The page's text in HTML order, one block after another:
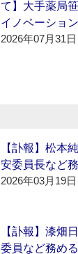
て】大手薬局
イノベーション
2026年07月31
【訃報】松本
安委員長など
2026年03月19
【訃報】漆畑
委員など務める